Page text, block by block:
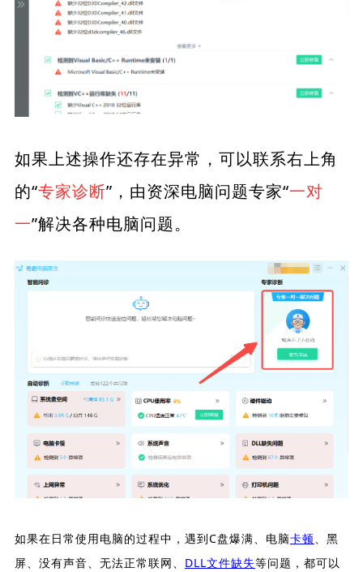
如果上述操作还存在异常，可以联系右上角
的“专家诊断”，由资深电脑问题专家“一对
一”解决各种电脑问题。
如果在日常使用电脑的过程中，遇到C盘爆满、电脑卡顿、黑
屏、没有声音、无法正常联网、 DLL文件缺失等问题，都可以